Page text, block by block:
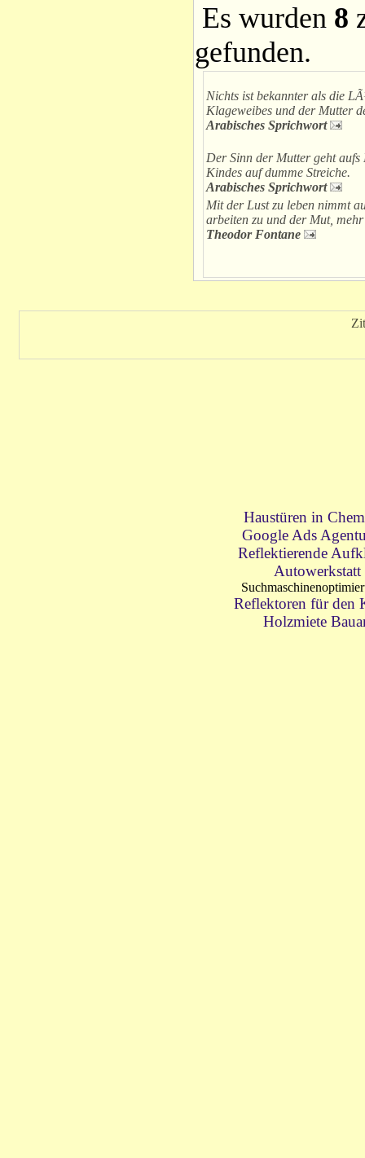
Es wurden 8
gefunden.
Nichts ist bekannter als die
Klageweibes und der Mutter
Arabisches Sprichwort
Der Sinn der Mutter geht aufs
Kindes auf dumme Streiche.
Arabisches Sprichwort
Mit der Lust zu leben nimmt
arbeiten zu und der Mut,
Theodor Fontane
Haustüren in
Google Ads
Reflektierende
Autowerkstatt
Reflektoren für den
Holzmiete